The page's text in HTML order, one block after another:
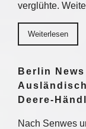
verglühte.
Weiterlesen
Berlin
Deere-
Nach Senwes